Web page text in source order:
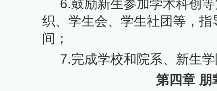
6.鼓励新生参加学术科创
织、学生会、学生社团等，
间；
7.完成学校和院系、新生
第四章 朋